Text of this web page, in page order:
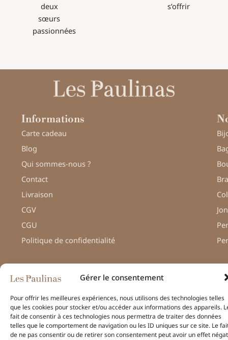
Gérer le consentement
Pour offrir les meilleures expériences, nous utilisons des technologies telles
que les cookies pour stocker et/ou accéder aux informations des appareils.
fait de consentir à ces technologies nous permettra de traiter des données
telles que le comportement de navigation ou les ID uniques sur ce site. Le
de ne pas consentir ou de retirer son consentement peut avoir un effet
deux
sœurs
passionnées
s’offrir
Informations
Carte cadeau
Blog
Qui sommes-nous ?
Contact
Livraison
CGV
CGU
Politique de confidentialité
© Une réalisationH-TIC
– Les Paulinas –
Mentions légales